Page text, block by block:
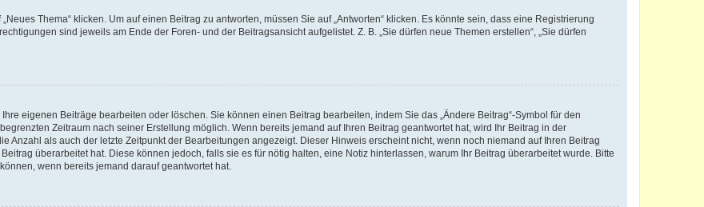
Thema“ klicken. Um auf einen Beitrag zu antworten, müssen Sie auf „Antworten“ klicken. Es könnte sein, dass eine Registrierung
sind jeweils am Ende der Foren- und der Beitragsansicht aufgelistet. Z. B. „Sie dürfen neue Themen erstellen“, „Sie dürfen
eigenen Beiträge bearbeiten oder löschen. Sie können einen Beitrag bearbeiten, indem Sie das „Ändere Beitrag“-Symbol für den
Zeitraum nach seiner Erstellung möglich. Wenn bereits jemand auf Ihren Beitrag geantwortet hat, wird Ihr Beitrag in der
Anzahl als auch der letzte Zeitpunkt der Bearbeitungen angezeigt. Dieser Hinweis erscheint nicht, wenn noch niemand auf Ihren Beitrag
überarbeitet hat. Diese können jedoch, falls sie es für nötig halten, eine Notiz hinterlassen, warum Ihr Beitrag überarbeitet wurde. Bitte
wenn bereits jemand darauf geantwortet hat.